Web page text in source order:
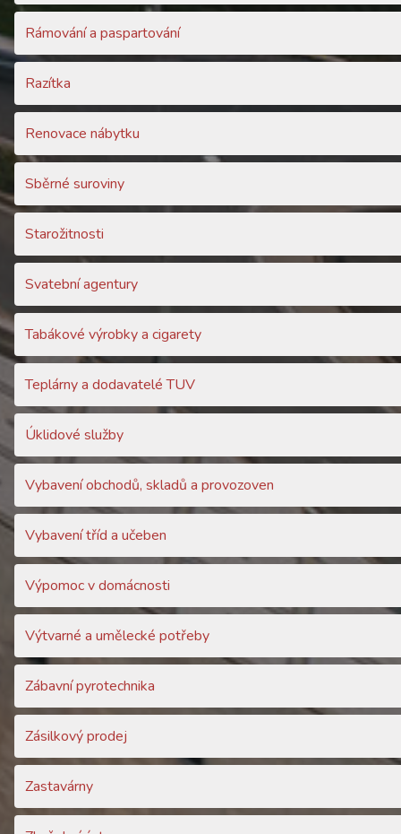
Rámování a paspartování
Razítka
Renovace nábytku
Sběrné suroviny
Starožitnosti
Svatební agentury
Tabákové výrobky a cigarety
Teplárny a dodavatelé TUV
Úklidové služby
Vybavení obchodů, skladů a provozoven
Vybavení tříd a učeben
Výpomoc v domácnosti
Výtvarné a umělecké potřeby
Zábavní pyrotechnika
Zásilkový prodej
Zastavárny